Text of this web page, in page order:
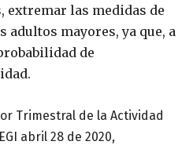
extremar las medidas de
adultos mayores, ya que, a
de
Trimestral de la Actividad
abril 28 de 2020,